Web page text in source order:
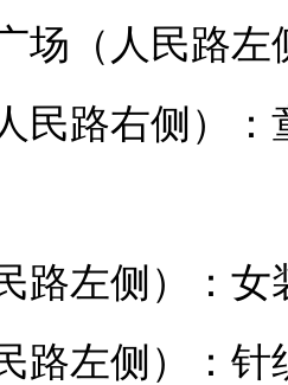
场（人民路左
民路右侧）
路左侧）：女
路左侧）：针